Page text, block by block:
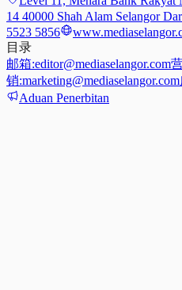
14 40000 Shah Alam Selangor
5523 5856
目录
邮箱:editor@mediaselangor.com
销:marketing@mediaselangor.com
Aduan Penerbitan